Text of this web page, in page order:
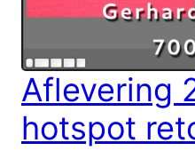
Aflevering
hotspot